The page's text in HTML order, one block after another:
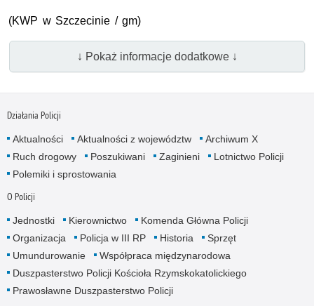
(KWP w Szczecinie / gm)
↓ Pokaż informacje dodatkowe ↓
Działania Policji
Aktualności Aktualności z województw
Archiwum X
Ruch drogowy
Poszukiwani Zaginieni
Lotnictwo Policji
Polemiki i sprostowania
O Policji
Jednostki Kierownictwo
Komenda Główna Policji
Organizacja
Policja w III RP Historia
Sprzęt
Umundurowanie
Współpraca międzynarodowa
Duszpasterstwo Policji Kościoła Rzymskokatolickiego
Prawosławne Duszpasterstwo Policji